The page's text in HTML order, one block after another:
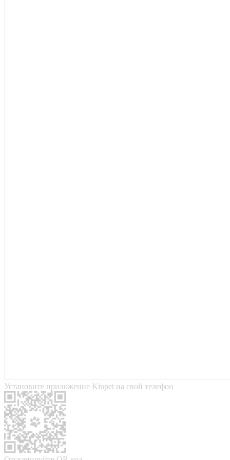
Установите приложение Kinpet на свой телефон